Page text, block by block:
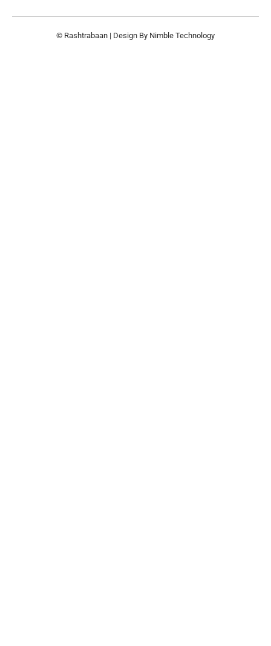
© Rashtrabaan | Design By Nimble Technology